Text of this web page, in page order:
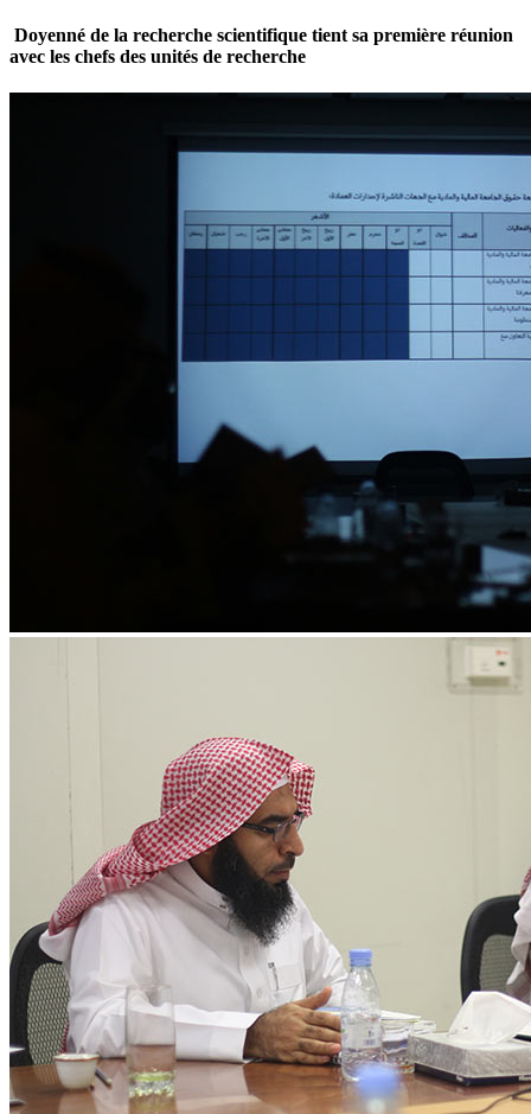
Doyenné de la recherche scientifique tient sa première réunion
avec les chefs des unités de recherche